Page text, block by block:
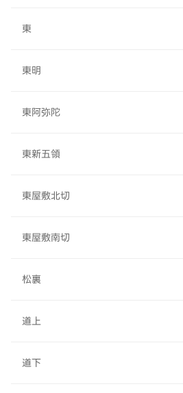
東
東明
東阿弥陀
東新五領
東屋敷北切
東屋敷南切
松裏
道上
道下